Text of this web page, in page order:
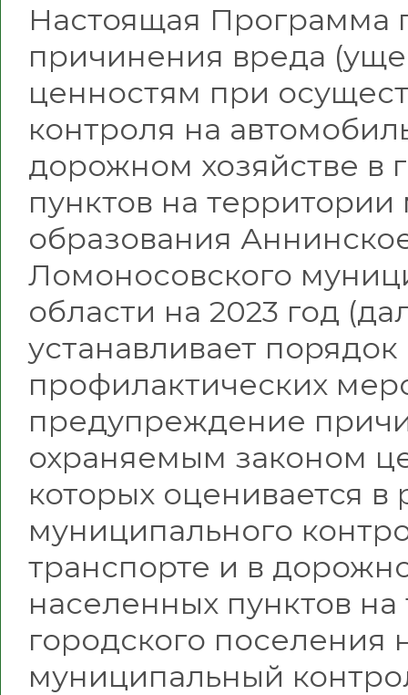
Настоящая Программа
причинения вреда
ценностям при
контроля на
дорожном хозяйстве в
пунктов на
образования
Ломоносовского
области на 2023 год
устанавливает
профилактических
предупреждение
охраняемым законом
которых оценивается
муниципального
транспорте и в
населенных пунктов
городского поселения
муниципальный